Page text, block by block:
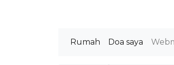
Rumah Doa saya